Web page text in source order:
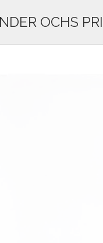
OCHS